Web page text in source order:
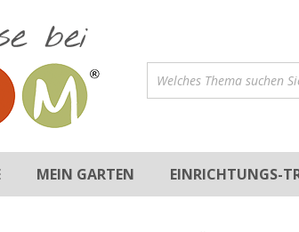
MEIN GARTEN EINRICHTUNGS-